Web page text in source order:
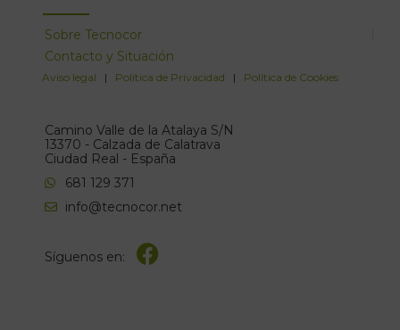
Sobre Tecnocor
Contacto y Situación
Aviso legal | Política de Privacidad | Política de Cookies
Camino Valle de la Atalaya S/N
13370 - Calzada de Calatrava
Ciudad Real - España
681 129 371
info@tecnocor.net
Síguenos en: